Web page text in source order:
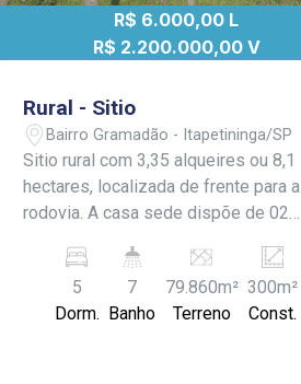
R$ 6.000,00 L
R$ 2.200.000,00 V
Rural - Sitio
Bairro Gramadão - Itapetininga/SP
Sitio rural com 3,35 alqueires ou 8,1
hectares, localizada de frente para a
rodovia. A casa sede dispõe de 02
cozinha, 01 banheiro, área, área de
serviço e churrasqueira. A casa de
caseiro possui 03 dormitórios, sala,
5
Dorm.
7
Banho
79.860m²
Terreno
300m²
Const.